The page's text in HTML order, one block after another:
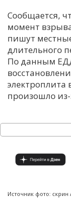
Сообщается,
момент
пишут
длительного
По данным
электроплита
произошло
Источник фото: скрин